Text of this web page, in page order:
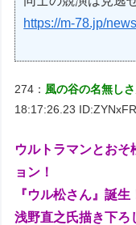
https://m-78.jp/
274： 風の谷の名無し
18:17:26.23
ウルトラマンとお
ョン！
『ウル松さん』誕生
浅野直之氏描き下ろ